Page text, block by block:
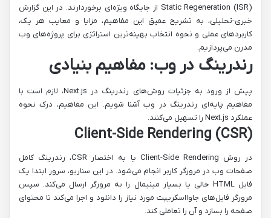
Static Regeneration (ISR) از جایگاه ویژه‌ای برخوردارند. در این گزارش
خبری-تحلیلی، به تشریح عمیق این مفاهیم، مزایا و معایب هر یک،
کاربردهای عملی و نحوه انتخاب بهینه‌ترین استراتژی برای پروژه‌های وب
مدرن می‌پردازیم.
رندرینگ در وب: مفاهیم بنیادی
پیش از ورود به جزئیات روش‌های رندرینگ در Next.js، لازم است با
مفاهیم پایه‌ای رندرینگ در وب آشنا شویم. این مفاهیم، درک نحوه
عملکرد Next.js را تسهیل می‌کنند.
Client-Side Rendering (CSR)
در روش Client-Side Rendering یا به اختصار CSR، رندرینگ کامل
صفحات وب در مرورگر کاربر انجام می‌شود. در این سناریو، سرور ابتدا یک
فایل HTML خالی یا بسیار مینیمال را به مرورگر ارسال می‌کند. سپس
مرورگر فایل‌های جاوااسکریپت مورد نیاز را دانلود و اجرا می‌کند تا محتوای
صفحه را بسازد و آن را تعاملی کند.